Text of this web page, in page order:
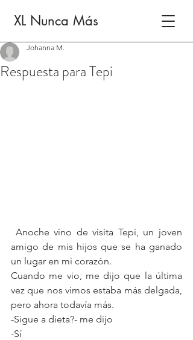
XL Nunca Más
Respuesta para Tepi
Johanna M.
amigo de mis hijos que se ha ganado
un lugar en mi corazón.
Cuando me vio, me dijo que la última
vez que nos vimos estaba más delgada,
pero ahora todavía más.
-Sigue a dieta?- me dijo
-Sí